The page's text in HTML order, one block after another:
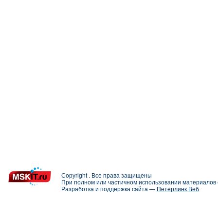
Copyright . Все права защищены
При полном или частичном использовании
Разработка и поддержка сайта — Петерлинк Веб